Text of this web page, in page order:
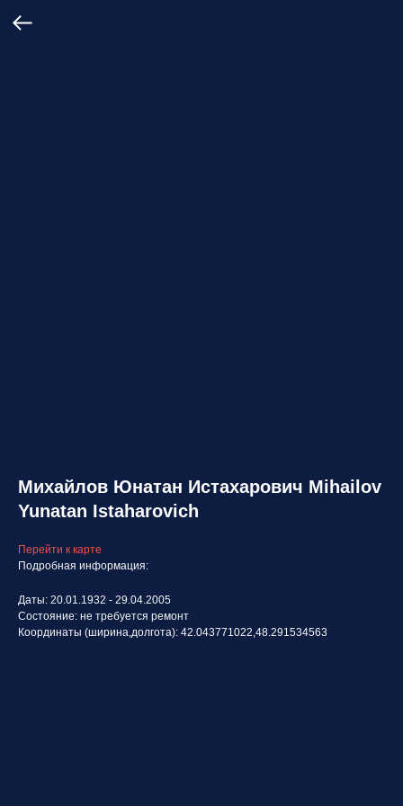
Михайлов Юнатан Истахарович Mihailov
Yunatan Istaharovich
Перейти к карте
Подробная информация:
Даты: 20.01.1932 - 29.04.2005
Состояние: не требуется ремонт
Координаты (ширина,долгота): 42.043771022,48.291534563